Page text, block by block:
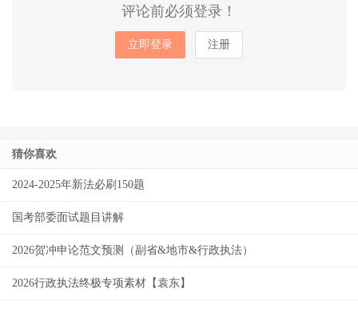
评论前必须登录！
立即登录 注册
猜你喜欢
2024-2025年新法必刷150题
国考部委面试题目讲解
2026贺冲申论范文预测（副省&地市&行政执法）
2026行政执法终极专项素材【袁东】